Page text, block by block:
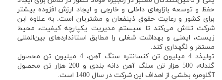
حفظ و توسعه بازارهای داخلی و خارجی و ایجاد ارزش افزوده بیشتر
برای کشور و رعایت حقوق ذینفعان و مشتریان است. به علاوه این
شرکت تلاش می‌کند تا سیستم مدیریت یکپارچه کیفیت، محیط
زیست، ایمنی و بهداشت شغلی را مطابق استانداردهای بین‌المللی
مستقر و نگهداری کند.
تولیذد 4 میلیون تن کنسانتره سنگ آهن، 4 میلیون تن محصول
گندله، 500 هزار تن سنگ آهن دانه بندی و 200 هزار تن محصول
آگلومره بخشی از اهداف این شرکت در سال 1400 است.